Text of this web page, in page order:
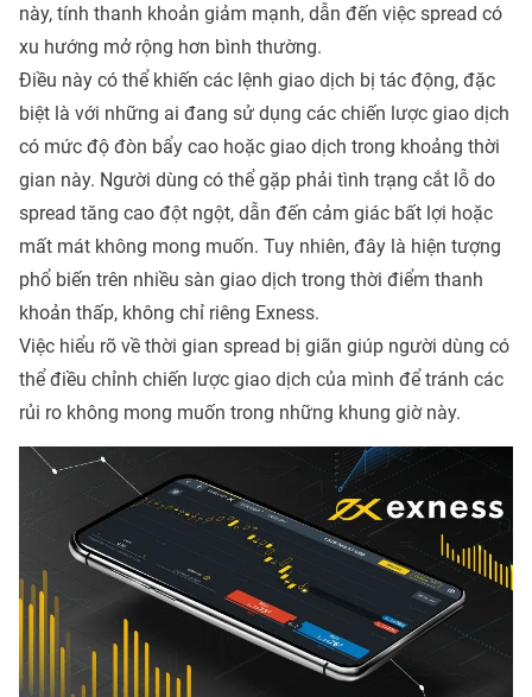
này, tính thanh khoản giảm mạnh, dẫn đến việc spread có
xu hướng mở rộng hơn bình thường.
Điều này có thể khiến các lệnh giao dịch bị tác động, đặc
biệt là với những ai đang sử dụng các chiến lược giao dịch
có mức độ đòn bẩy cao hoặc giao dịch trong khoảng thời
gian này. Người dùng có thể gặp phải tình trạng cắt lỗ do
spread tăng cao đột ngột, dẫn đến cảm giác bất lợi hoặc
mất mát không mong muốn. Tuy nhiên, đây là hiện tượng
phổ biến trên nhiều sàn giao dịch trong thời điểm thanh
khoản thấp, không chỉ riêng Exness.
Việc hiểu rõ về thời gian spread bị giãn giúp người dùng có
thể điều chỉnh chiến lược giao dịch của mình để tránh các
rủi ro không mong muốn trong những khung giờ này.